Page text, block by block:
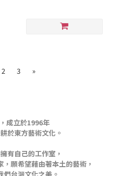
2 3 »
成立於1996年
於東方藝術文化。
有自己的工作室，
願希望藉由著本土的藝術，